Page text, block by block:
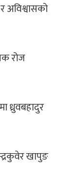
अविश्वासको
रोज
ध्रुवबहादुर
खापुङ